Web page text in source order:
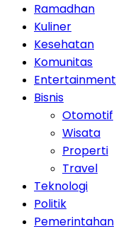
Ramadhan
Kuliner
Kesehatan
Komunitas
Entertainment
Bisnis
Otomotif
Wisata
Properti
Travel
Teknologi
Politik
Pemerintahan